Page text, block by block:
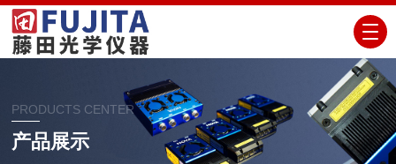
PRODUCTS CENTER
产品展示